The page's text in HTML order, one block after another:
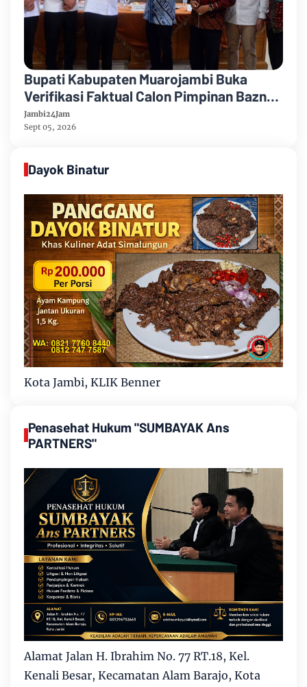
Bupati Kabupaten Muarojambi Buka
Verifikasi Faktual Calon Pimpinan Baznas
Tahun 2026-2031
Jambi24Jam
Sept 05, 2026
Dayok Binatur
Kota Jambi, KLIK Benner
Penasehat Hukum "SUMBAYAK Ans
PARTNERS"
Alamat Jalan H. Ibrahim No. 77 RT.18, Kel.
Kenali Besar, Kecamatan Alam Barajo, Kota